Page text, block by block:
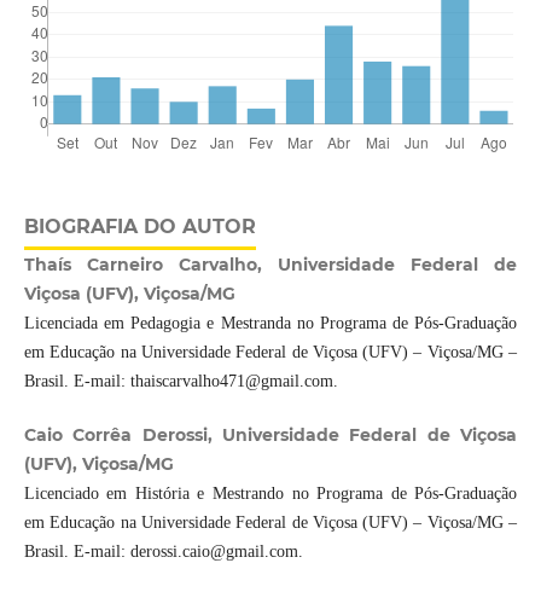
BIOGRAFIA DO AUTOR
Thaís Carneiro Carvalho, Universidade Federal de
Viçosa (UFV), Viçosa/MG
Licenciada em Pedagogia e Mestranda no Programa de Pós-Graduação
em Educação na Universidade Federal de Viçosa (UFV) – Viçosa/MG –
Brasil. E-mail: thaiscarvalho471@gmail.com.
Caio Corrêa Derossi, Universidade Federal de Viçosa
(UFV), Viçosa/MG
Licenciado em História e Mestrando no Programa de Pós-Graduação
em Educação na Universidade Federal de Viçosa (UFV) – Viçosa/MG –
Brasil. E-mail: derossi.caio@gmail.com.